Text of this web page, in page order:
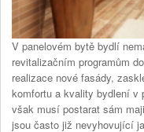
V panelovém bytě bydlí
revitalizačním programům
realizace nové fasády,
komfortu a kvality bydlení v
však musí postarat sám
jsou často již nevyhovující